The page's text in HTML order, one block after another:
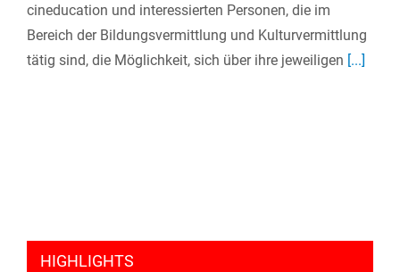
cineducation und interessierten Personen, die im
Bereich der Bildungsvermittlung und Kulturvermittlung
tätig sind, die Möglichkeit, sich über ihre jeweiligen [...]
HIGHLIGHTS